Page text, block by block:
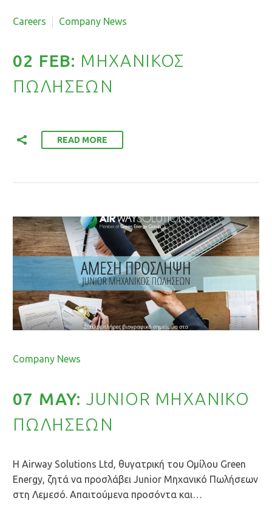
Careers
Company News
02 FEB: ΜΗΧΑΝΙΚΟΣ
ΠΩΛΗΣΕΩΝ
READ MORE
Company News
07 MAY:JUNIOR ΜΗΧΑΝΙΚΟ
ΠΩΛΗΣΕΩΝ
Η Airway Solutions Ltd, θυγατρική του Ομίλου Green
Energy, ζητά να προσλάβει Junior Μηχανικό Πωλήσεων
στη Λεμεσό. Απαιτούμενα προσόντα και…